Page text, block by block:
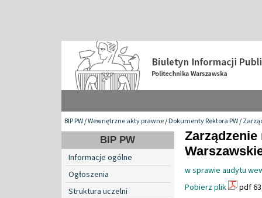
BIP PW/Wewnętrzne akty prawne/Dokumenty Rektora PW/
BIP PW
Informacje ogólne
Ogłoszenia
Struktura uczelni
w sprawie audytu
Pobierz plik
pdf